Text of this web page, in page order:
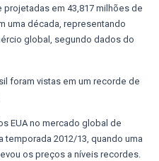
em 43,817 milhões de
uma década, representando
global, segundo dados do
foram vistas em um recorde de
EUA no mercado global de
temporada 2012/13, quando uma
os preços a níveis recordes.